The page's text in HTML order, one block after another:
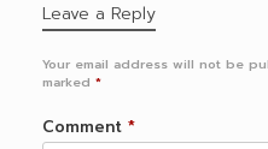
Leave a Reply
Your email address will not be
marked *
Comment *